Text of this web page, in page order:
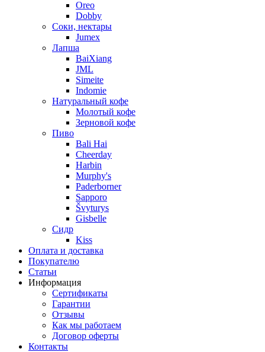
Oreo
Dobby
Соки, нектары
Jumex
Лапша
BaiXiang
JML
Simeite
Indomie
Натуральный кофе
Молотый кофе
Зерновой кофе
Пиво
Bali Hai
Cheerday
Harbin
Murphy's
Paderborner
Sapporo
Švyturys
Gisbelle
Сидр
Kiss
Оплата и доставка
Покупателю
Статьи
Информация
Сертификаты
Гарантии
Отзывы
Как мы работаем
Договор оферты
Контакты